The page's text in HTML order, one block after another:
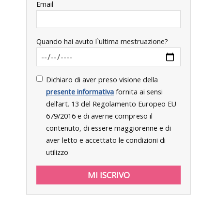
Email
Quando hai avuto l`ultima mestruazione?
Dichiaro di aver preso visione della
presente informativa fornita ai sensi
dell’art. 13 del Regolamento Europeo EU
679/2016 e di averne compreso il
contenuto, di essere maggiorenne e di
aver letto e accettato le condizioni di
utilizzo